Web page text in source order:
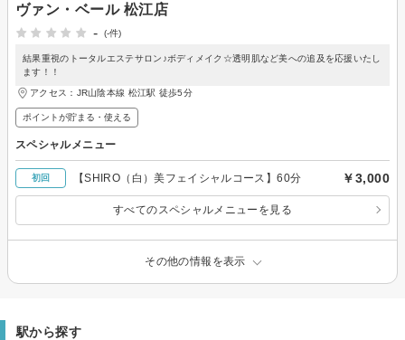
ヴァン・ベール 松江店
-
(-件)
結果重視のトータルエステサロン♪ボディメイク☆透明肌など美への追及を応援いたし
ます！！
アクセス：JR山陰本線 松江駅 徒歩5分
ポイントが貯まる・使える
スペシャルメニュー
初回 【SHIRO（白）美フェイシャルコース】60分 ￥3,000
すべてのスペシャルメニューを見る
その他の情報を表示
駅から探す